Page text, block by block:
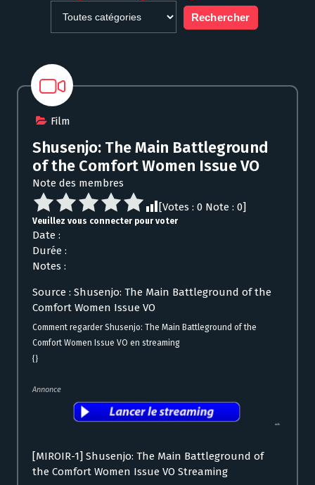
Film
Shusenjo: The Main Battleground
of the Comfort Women Issue VO
Note des membres
[Votes : 0 Note : 0]
Veuillez vous connecter pour voter
Date :
Durée :
Notes :
Source : Shusenjo: The Main Battleground of the
Comfort Women Issue VO
Comment regarder Shusenjo: The Main Battleground of the
Comfort Women Issue VO en streaming
{}
Annonce
[MIROIR-1] Shusenjo: The Main Battleground of
the Comfort Women Issue VO Streaming